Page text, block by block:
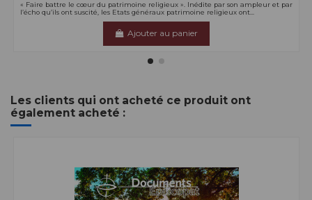
« Faire battre le cœur du patrimoine religieux ». Inédite par son ampleur et par
l’écho qu’ils ont suscité, les Etats généraux patrimoine religieux ont...
Ajouter au panier
Les clients qui ont acheté ce produit ont
également acheté :